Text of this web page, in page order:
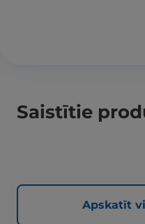
Saistītie
Apskatīt